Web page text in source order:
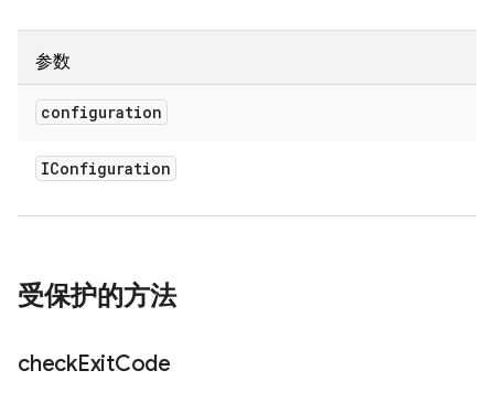
参数
configuration
IConfiguration
受保护的方法
checkExitCode